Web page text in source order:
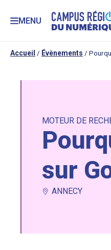
MENU
Accueil / Évènements /
MOTEUR DE
sur
ANNECY